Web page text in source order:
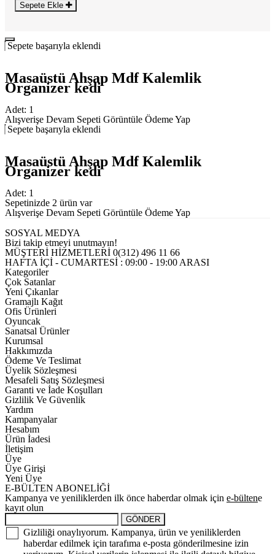
Sepete Ekle
Sepete başarıyla eklendi
Masaüstü Ahşap Mdf Kalemlik
Organizer kedi
Adet: 1
Alışverişe Devam Sepeti Görüntüle Ödeme Yap
Sepete başarıyla eklendi
Masaüstü Ahşap Mdf Kalemlik
Organizer kedi
Adet: 1
Sepetinizde 2 ürün var
Alışverişe Devam Sepeti Görüntüle Ödeme Yap
SOSYAL MEDYA
Bizi takip etmeyi unutmayın!
MÜŞTERİ HİZMETLERİ 0(312) 496 11 66
HAFTA İÇİ - CUMARTESİ : 09:00 - 19:00 ARASI
Kategoriler
Çok Satanlar
Yeni Çıkanlar
Gramajlı Kağıt
Ofis Ürünleri
Oyuncak
Sanatsal Ürünler
Kurumsal
Hakkımızda
Ödeme Ve Teslimat
Üyelik Sözleşmesi
Mesafeli Satış Sözleşmesi
Garanti ve İade Koşulları
Gizlilik Ve Güvenlik
Yardım
Kampanyalar
Hesabım
Ürün İadesi
İletişim
Üye
Üye Girişi
Yeni Üye
E-BÜLTEN ABONELİĞİ
Kampanya ve yeniliklerden ilk önce haberdar olmak için e-bültene
kayıt olun
GÖNDER
Gizliliği onaylıyorum. Kampanya, ürün ve yeniliklerden
haberdar edilmek için tarafıma e-posta gönderilmesine izin